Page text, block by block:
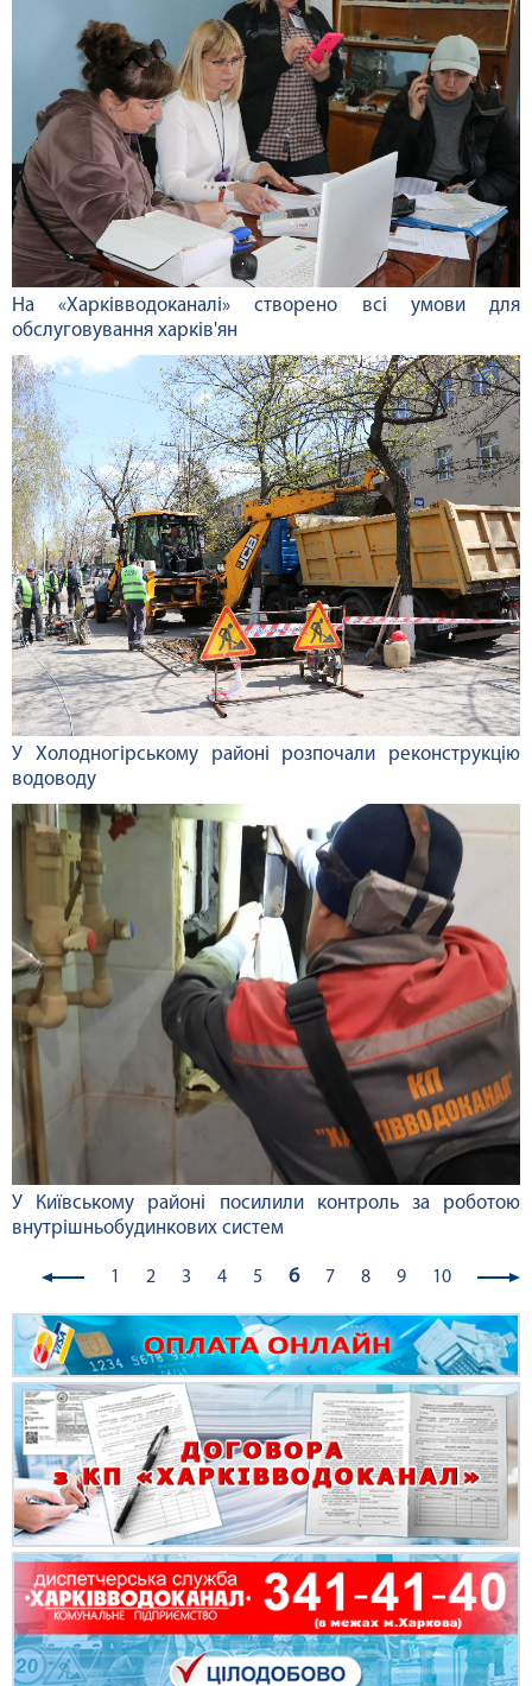
На «Харківводоканалі» створено всі умови для
обслуговування харків'ян
У Холодногірському районі розпочали реконструкцію
водоводу
У Київському районі посилили контроль за роботою
внутрішньобудинкових систем
1 2 3 4 5 6 7 8 9 10